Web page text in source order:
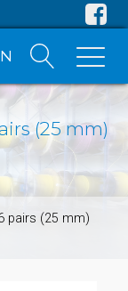
(25 mm)
pairs (25 mm)